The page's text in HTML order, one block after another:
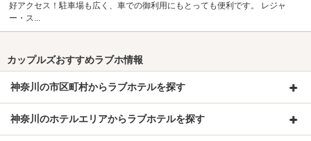
好アクセス！駐車場も広く、車での御利用にもとっても便利です。 レジャ
ー・ス...
カップルズおすすめラブホ情報
神奈川の市区町村からラブホテルを探す
神奈川のホテルエリアからラブホテルを探す